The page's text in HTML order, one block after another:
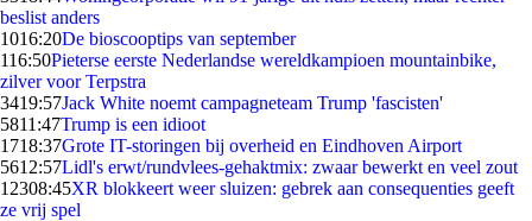
beslist anders
1016:20De bioscooptips van september
116:50Pieterse eerste Nederlandse wereldkampioen mountainbike,
zilver voor Terpstra
3419:57Jack White noemt campagneteam Trump 'fascisten'
5811:47Trump is een idioot
1718:37Grote IT-storingen bij overheid en Eindhoven Airport
5612:57Lidl's erwt/rundvlees-gehaktmix: zwaar bewerkt en veel zout
12308:45XR blokkeert weer sluizen: gebrek aan consequenties geeft
ze vrij spel